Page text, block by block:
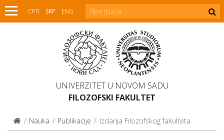
СРП SRP ENG
UNIVERZITET U NOVOM SADU
FILOZOFSKI FAKULTET
Nauka Publikacije Izdanja Filozofskog fakulteta